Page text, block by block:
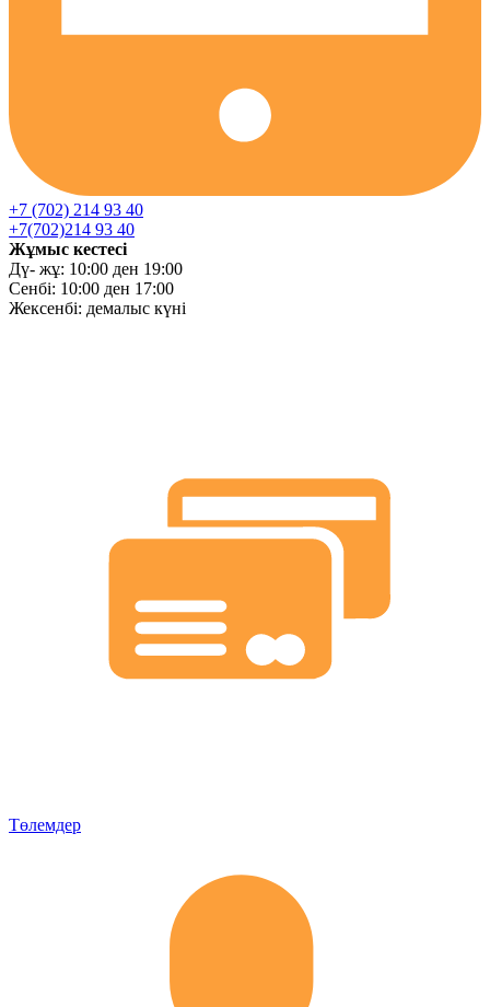
+7 (702) 214 93 40
+7(702)214 93 40
Жұмыс кестесі
Дү- жұ: 10:00 ден 19:00
Сенбі: 10:00 ден 17:00
Жексенбі: демалыс күні
Төлемдер